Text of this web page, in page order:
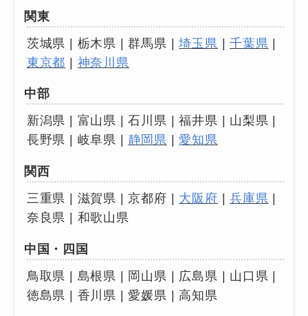
関東
茨城県 | 栃木県 | 群馬県 |埼玉県 |千葉県 |
東京都 | 神奈川県
中部
新潟県 | 富山県 | 石川県 | 福井県 | 山梨県 |
長野県 | 岐阜県 | 静岡県 |愛知県
関西
三重県 | 滋賀県 | 京都府 | 大阪府 |兵庫県
奈良県 | 和歌山県
中国・四国
鳥取県 | 島根県 | 岡山県 | 広島県 | 山口県 |
徳島県 | 香川県 | 愛媛県 | 高知県
0120-949-205